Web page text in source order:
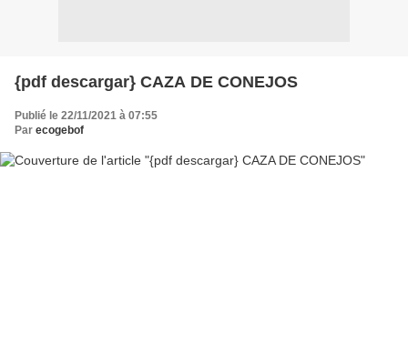
{pdf descargar} CAZA DE CONEJOS
Publié le 22/11/2021 à 07:55
Par ecogebof